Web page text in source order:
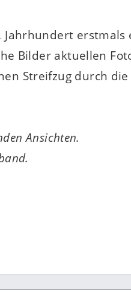
Bilder aktuellen
Streifzug durch
Ansichten.